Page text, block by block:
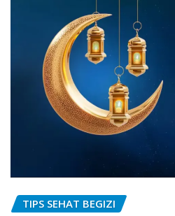
TIPS SEHAT BEGIZI